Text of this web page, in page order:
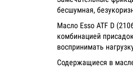
бесшумная,
Масло Esso ATF D
комбинацией
воспринимать
Содержащиеся в